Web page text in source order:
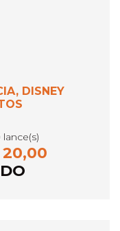
DISNEY
lance(s)
20,00